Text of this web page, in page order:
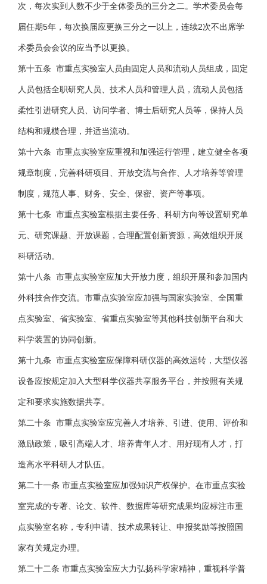
次，每次实到人数不少于全体委员的三分之二。学术委员会每
届任期5年，每次换届应更换三分之一以上，连续2次不出席学
术委员会会议的应当予以更换。
第十五条 市重点实验室人员由固定人员和流动人员组成，固定
人员包括全职研究人员、技术人员和管理人员，流动人员包括
柔性引进研究人员、访问学者、博士后研究人员等，保持人员
结构和规模合理，并适当流动。
第十六条 市重点实验室应重视和加强运行管理，建立健全各项
规章制度，完善科研项目、开放交流与合作、人才培养等管理
制度，规范人事、财务、安全、保密、资产等事项。
第十七条 市重点实验室根据主要任务、科研方向等设置研究单
元、研究课题、开放课题，合理配置创新资源，高效组织开展
科研活动。
第十八条 市重点实验室应加大开放力度，组织开展和参加国内
外科技合作交流。市重点实验室应加强与国家实验室、全国重
点实验室、省实验室、省重点实验室等其他科技创新平台和大
科学装置的协同创新。
第十九条 市重点实验室应保障科研仪器的高效运转，大型仪器
设备应按规定加入大型科学仪器共享服务平台，并按照有关规
定和要求实施数据共享。
第二十条 市重点实验室应完善人才培养、引进、使用、评价和
激励政策，吸引高端人才、培养青年人才、用好现有人才，打
造高水平科研人才队伍。
第二十一条 市重点实验室应加强知识产权保护。在市重点实验
室完成的专著、论文、软件、数据库等研究成果均应标注市重
点实验室名称，专利申请、技术成果转让、申报奖励等按照国
家有关规定办理。
第二十二条 市重点实验室应大力弘扬科学家精神，重视科学普